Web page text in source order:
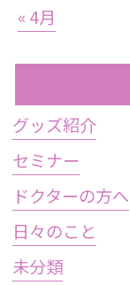
« 4月
グッズ紹介
セミナー
ドクターの方へ
日々のこと
未分類